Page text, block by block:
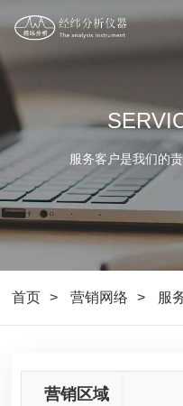
服务客户是我们的
首页 营销网络 服
营销区域